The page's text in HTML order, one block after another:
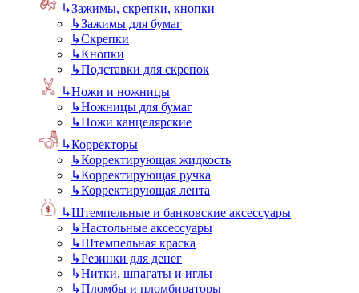
↳Зажимы, скрепки, кнопки
↳Зажимы для бумаг
↳Скрепки
↳Кнопки
↳Подставки для скрепок
↳Ножи и ножницы
↳Ножницы для бумаг
↳Ножи канцелярские
↳Корректоры
↳Корректирующая жидкость
↳Корректирующая ручка
↳Корректирующая лента
↳Штемпельные и банковские аксессуары
↳Настольные аксессуары
↳Штемпельная краска
↳Резинки для денег
↳Нитки, шпагаты и иглы
↳Пломбы и пломбираторы